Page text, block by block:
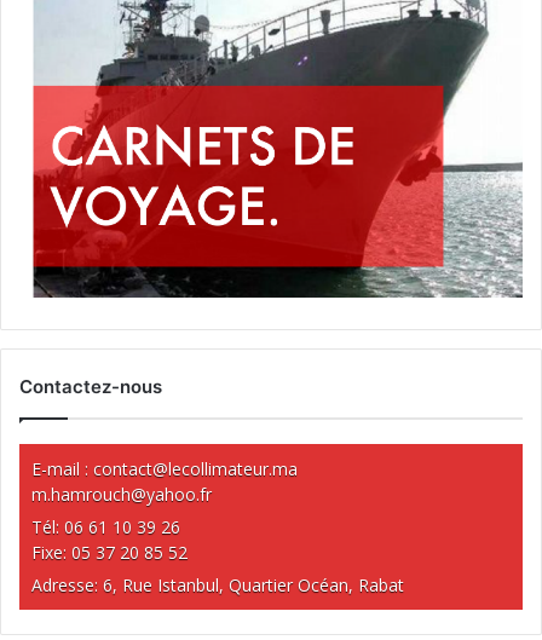
Contactez-nous
E-mail : contact@lecollimateur.ma
m.hamrouch@yahoo.fr
Tél: 06 61 10 39 26
Fixe: 05 37 20 85 52
Adresse: 6, Rue Istanbul, Quartier Océan, Rabat